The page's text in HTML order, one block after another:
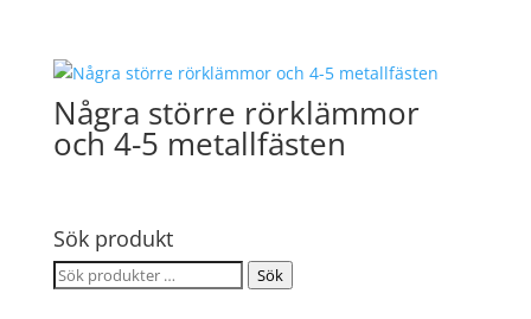
Några större rörklämmor
och 4-5 metallfästen
Sök produkt
Sök
Sök